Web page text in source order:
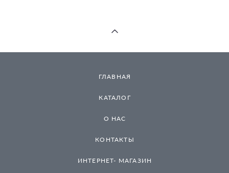
ГЛАВНАЯ
КАТАЛОГ
О НАС
КОНТАКТЫ
ИНТЕРНЕТ- МАГАЗИН